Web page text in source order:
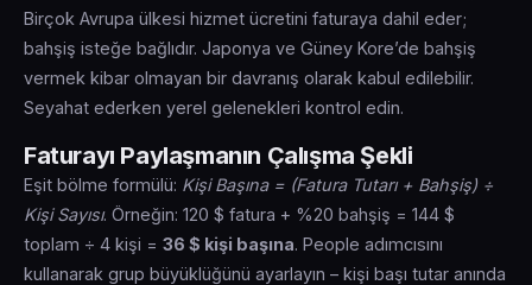
Birçok Avrupa ülkesi hizmet ücretini faturaya dahil eder;
bahşiş isteğe bağlıdır. Japonya ve Güney Kore’de bahşiş
vermek kibar olmayan bir davranış olarak kabul edilebilir.
Seyahat ederken yerel gelenekleri kontrol edin.
Faturayı Paylaşmanın Çalışma Şekli
Eşit bölme formülü: Kişi Başına = (Fatura Tutarı + Bahşiş) ÷
Kişi Sayısı. Örneğin: 120 $ fatura + %20 bahşiş = 144 $
toplam ÷ 4 kişi = 36 $ kişi başına. People adımcısını
kullanarak grup büyüklüğünü ayarlayın – kişi başı tutar anında